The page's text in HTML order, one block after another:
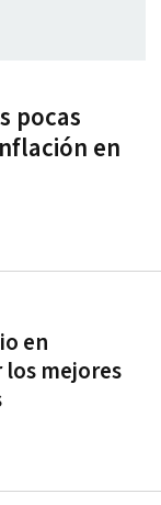
pocas
en
en
los mejores